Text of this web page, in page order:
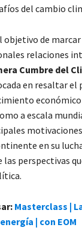
del cambio
objetivo de
relaciones
Cumbre del
en resaltar el
a escala
en su
perspectivas
Masterclass |
energía | con EOM